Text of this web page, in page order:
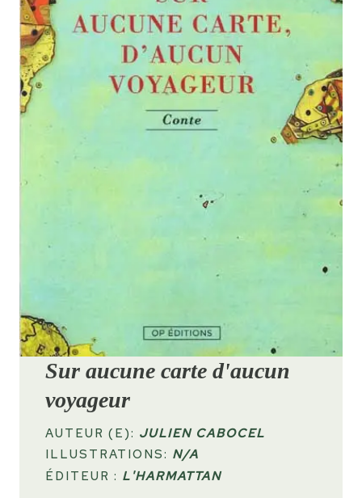
Sur aucune carte d'aucun
voyageur
AUTEUR (E): JULIEN CABOCEL
ILLUSTRATIONS: N/A
ÉDITEUR : L'HARMATTAN